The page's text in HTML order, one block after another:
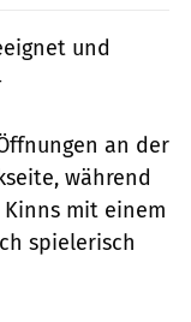
und
an der
während
mit einem
spielerisch